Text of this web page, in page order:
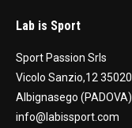
Lab is Sport
Sport Passion Srls
Vicolo Sanzio,12 35020
Albignasego (PADOVA)
info@labissport.com